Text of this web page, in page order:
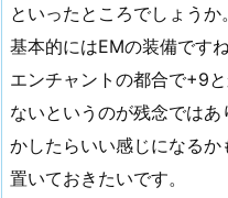
といったところでしょうか。
基本的にはEMの装備ですね
エンチャントの都合で+9
ないというのが残念では
かしたらいい感じになる
置いておきたいです。